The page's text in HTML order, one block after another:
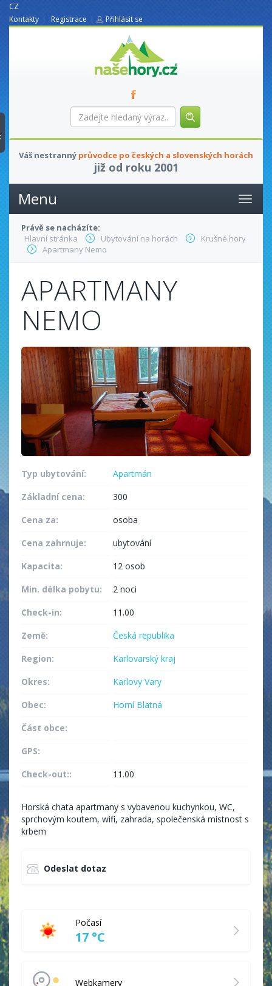
CZ
Kontakty
Registrace Přihlásit se
nasehory.cz
Zadejte
hledaný
Váš nestranný průvodce po českých a slovenských horách
již od roku 2001
Menu
Právě se nacházíte:
Hlavní stránka
Ubytování na horách
Krušné hory
Apartmany Nemo
APARTMANY
NEMO
Typ ubytování:
Apartmán
Základní cena:
300
Cena za:
osoba
Cena zahrnuje:
ubytování
Kapacita:
12 osob
Min. délka pobytu:
2 noci
Check-in:
11.00
Země:
Česká republika
Region:
Karlovarský kraj
Okres:
Karlovy Vary
Obec:
Horní Blatná
Část obce:
GPS:
Check-out::
11.00
Horská chata apartmany s vybavenou kuchynkou, WC,
sprchovým koutem, wifi, zahrada, společenská místnost s
krbem
Odeslat dotaz
Počasí
17 °C
Webkamery